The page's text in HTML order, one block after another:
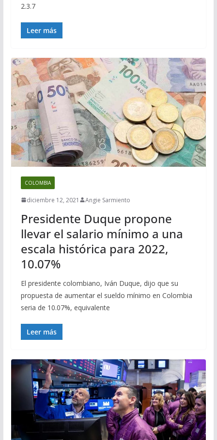
2.3.7
Leer más
COLOMBIA
diciembre 12, 2021 Angie Sarmiento
Presidente Duque propone
llevar el salario mínimo a una
escala histórica para 2022,
10.07%
El presidente colombiano, Iván Duque, dijo que su
propuesta de aumentar el sueldo mínimo en Colombia
seria de 10.07%, equivalente
Leer más